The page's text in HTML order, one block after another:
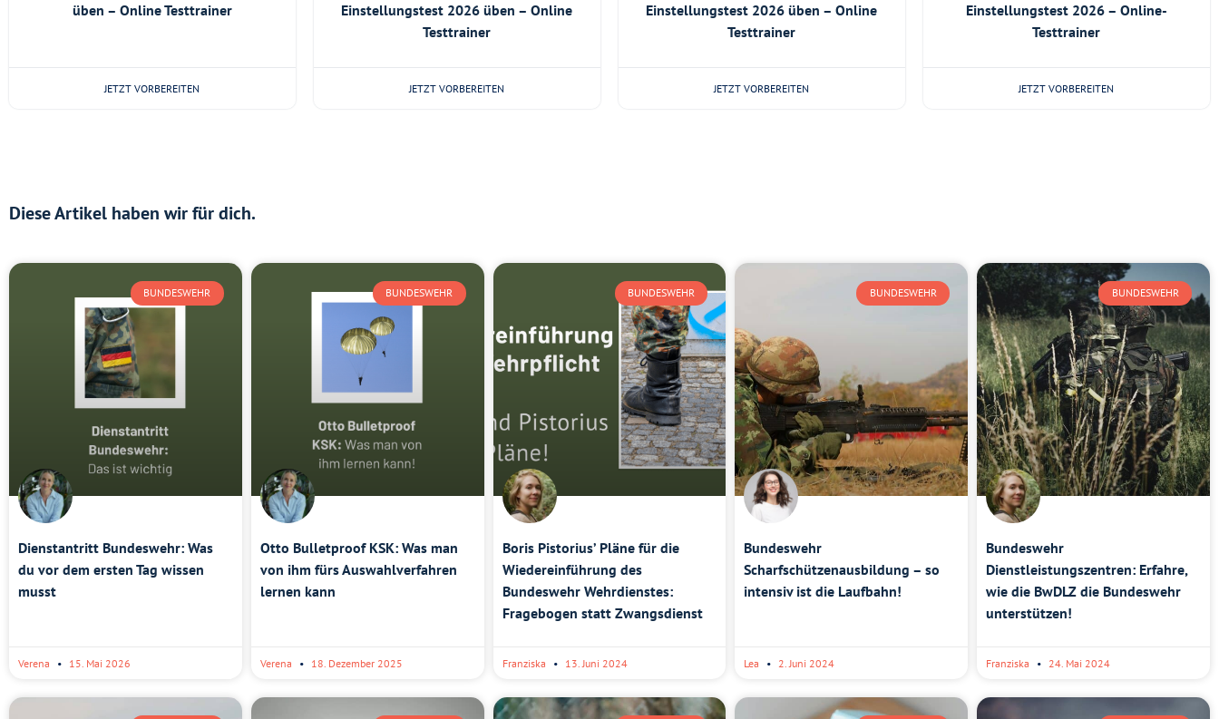
üben – Online Testtrainer
JETZT VORBEREITEN
Einstellungstest 2026 üben – Online
Testtrainer
JETZT VORBEREITEN
Einstellungstest 2026 üben – Online
Testtrainer
JETZT VORBEREITEN
Einstellungstest 2026 – Online-
Testtrainer
JETZT VORBEREITEN
Diese Artikel haben wir für dich.
BUNDESWEHR
Dienstantritt Bundeswehr: Was
du vor dem ersten Tag wissen
musst
Verena 15. Mai 2026
BUNDESWEHR
Otto Bulletproof KSK: Was man
von ihm fürs Auswahlverfahren
lernen kann
Verena 18. Dezember 2025
BUNDESWEHR
Boris Pistorius’ Pläne für die
Wiedereinführung des
Bundeswehr Wehrdienstes:
Fragebogen statt Zwangsdienst
Franziska 13. Juni 2024
BUNDESWEHR
Bundeswehr
Scharfschützenausbildung – so
intensiv ist die Laufbahn!
Lea 2. Juni 2024
BUNDESWEHR
Bundeswehr
Dienstleistungszentren: Erfahre,
wie die BwDLZ die Bundeswehr
unterstützen!
Franziska 24. Mai 2024